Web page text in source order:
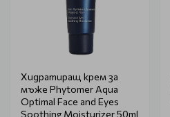
Хидратиращ крем за
мъже Phytomer Aqua
Optimal Face and Eyes
Soothing Moisturizer 50ml